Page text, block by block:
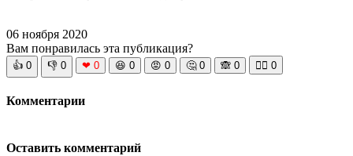
06 ноября 2020
Вам понравилась эта публикация?
👍 0 👎 0 ❤ 0 😆 0 😡 0 🤔 0 🙈 0 🧘‍♀️ 0
Комментарии
Оставить комментарий